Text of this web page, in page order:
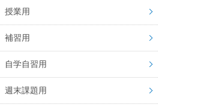
授業用
補習用
自学自習用
週末課題用